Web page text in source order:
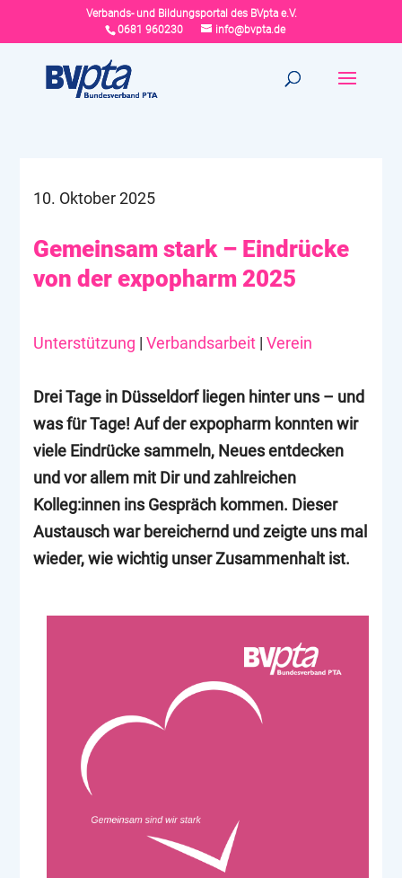
Verbands- und Bildungsportal des BVpta e.V.
0681 960230
info@bvpta.de
10. Oktober 2025
Gemeinsam stark – Eindrücke
von der expopharm 2025
Unterstützung |Verbandsarbeit |Verein
Drei Tage in Düsseldorf liegen hinter uns – und
was für Tage! Auf der expopharm konnten wir
viele Eindrücke sammeln, Neues entdecken
und vor allem mit Dir und zahlreichen
Kolleg:innen ins Gespräch kommen. Dieser
Austausch war bereichernd und zeigte uns mal
wieder, wie wichtig unser Zusammenhalt ist.